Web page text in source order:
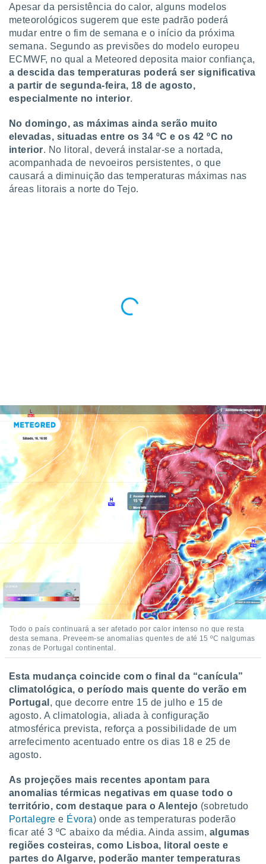
estudos
e
de
1199
Apesar da persistência do calor, alguns modelos
meteorológicos sugerem que este padrão poderá
mudar entre o fim de semana e o início da próxima
semana. Segundo as previsões do modelo europeu
ECMWF, no qual a Meteored deposita maior confiança,
a descida das temperaturas poderá ser significativa
a partir de segunda-feira, 18 de agosto,
especialmente no interior.
No domingo, as máximas ainda serão muito
elevadas, situadas entre os 34 ºC e os 42 ºC no
interior. No litoral, deverá instalar-se a nortada,
acompanhada de nevoeiros persistentes, o que
causará a diminuição das temperaturas máximas nas
áreas litorais a norte do Tejo.
Todo o país continuará a ser afetado por calor intenso no que resta
desta semana. Preveem-se anomalias quentes de até 15 ºC nalgumas
zonas de Portugal continental.
Esta mudança coincide com o final da “canícula”
climatológica, o período mais quente do verão em
Portugal , que decorre entre 15 de julho e 15 de
agosto. A climatologia, aliada à configuração
atmosférica prevista, reforça a possibilidade de um
arrefecimento acentuado entre os dias 18 e 25 de
agosto.
As projeções mais recentes apontam para
anomalias térmicas negativas em quase todo o
território, com destaque para o Alentejo (sobretudo
Portalegre e Évora) onde as temperaturas poderão
ficar até 3 ºC abaixo da média. Ainda assim, algumas
regiões costeiras, como Lisboa, litoral oeste e
partes do Algarve, poderão manter temperaturas